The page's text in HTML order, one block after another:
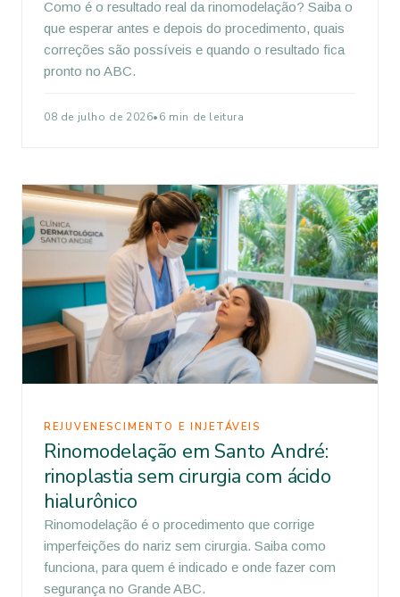
Como é o resultado real da rinomodelação? Saiba o
que esperar antes e depois do procedimento, quais
correções são possíveis e quando o resultado fica
pronto no ABC.
08 de julho de 2026•6 min de leitura
REJUVENESCIMENTO E INJETÁVEIS
Rinomodelação em Santo André:
rinoplastia sem cirurgia com ácido
hialurônico
Rinomodelação é o procedimento que corrige
imperfeições do nariz sem cirurgia. Saiba como
funciona, para quem é indicado e onde fazer com
segurança no Grande ABC.